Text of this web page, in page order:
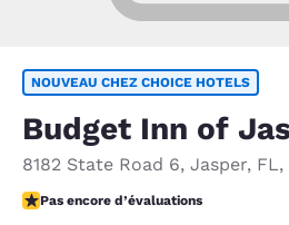
NOUVEAU CHEZ CHOICE HOTELS
Budget Inn of
8182 State Road 6, Jasper, FL,
Pas encore d’évaluations
Pas encore d’évaluations